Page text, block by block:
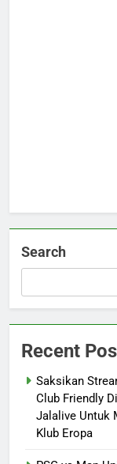
Search
Recent
Saksikan
Club Friendly
Jalalive Untuk
Klub Eropa